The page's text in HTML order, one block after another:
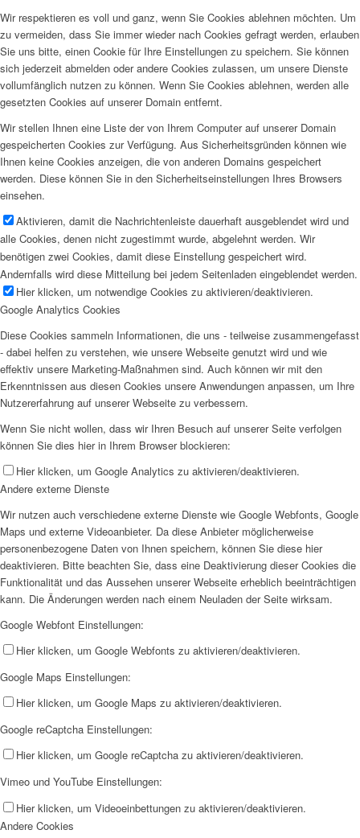
Wir respektieren es voll und ganz, wenn Sie Cookies ablehnen möchten. Um
zu vermeiden, dass Sie immer wieder nach Cookies gefragt werden, erlauben
Sie uns bitte, einen Cookie für Ihre Einstellungen zu speichern. Sie können
sich jederzeit abmelden oder andere Cookies zulassen, um unsere Dienste
vollumfänglich nutzen zu können. Wenn Sie Cookies ablehnen, werden alle
gesetzten Cookies auf unserer Domain entfernt.
Wir stellen Ihnen eine Liste der von Ihrem Computer auf unserer Domain
gespeicherten Cookies zur Verfügung. Aus Sicherheitsgründen können wie
Ihnen keine Cookies anzeigen, die von anderen Domains gespeichert
werden. Diese können Sie in den Sicherheitseinstellungen Ihres Browsers
einsehen.
Aktivieren, damit die Nachrichtenleiste dauerhaft ausgeblendet wird und
alle Cookies, denen nicht zugestimmt wurde, abgelehnt werden. Wir
benötigen zwei Cookies, damit diese Einstellung gespeichert wird.
Andernfalls wird diese Mitteilung bei jedem Seitenladen eingeblendet werden.
Hier klicken, um notwendige Cookies zu aktivieren/deaktivieren.
Google Analytics Cookies
Diese Cookies sammeln Informationen, die uns - teilweise zusammengefasst
- dabei helfen zu verstehen, wie unsere Webseite genutzt wird und wie
effektiv unsere Marketing-Maßnahmen sind. Auch können wir mit den
Erkenntnissen aus diesen Cookies unsere Anwendungen anpassen, um Ihre
Nutzererfahrung auf unserer Webseite zu verbessern.
Wenn Sie nicht wollen, dass wir Ihren Besuch auf unserer Seite verfolgen
können Sie dies hier in Ihrem Browser blockieren:
Hier klicken, um Google Analytics zu aktivieren/deaktivieren.
Andere externe Dienste
Wir nutzen auch verschiedene externe Dienste wie Google Webfonts, Google
Maps und externe Videoanbieter. Da diese Anbieter möglicherweise
personenbezogene Daten von Ihnen speichern, können Sie diese hier
deaktivieren. Bitte beachten Sie, dass eine Deaktivierung dieser Cookies die
Funktionalität und das Aussehen unserer Webseite erheblich beeinträchtigen
kann. Die Änderungen werden nach einem Neuladen der Seite wirksam.
Google Webfont Einstellungen:
Hier klicken, um Google Webfonts zu aktivieren/deaktivieren.
Google Maps Einstellungen:
Hier klicken, um Google Maps zu aktivieren/deaktivieren.
Google reCaptcha Einstellungen:
Hier klicken, um Google reCaptcha zu aktivieren/deaktivieren.
Vimeo und YouTube Einstellungen:
Hier klicken, um Videoeinbettungen zu aktivieren/deaktivieren.
Andere Cookies